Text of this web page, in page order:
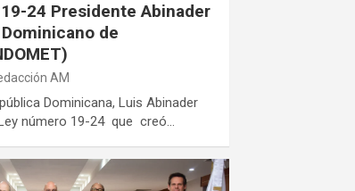
24 Presidente Abinader
de
AM
Dominicana, Luis Abinader
número 19-24 que creó…